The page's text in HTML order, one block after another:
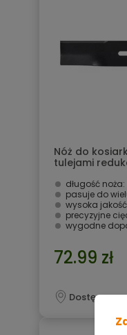
Nóż do
tulejami
długość
pasuje do
wysoka
precyzyjne
wygodne
72.99 zł
Dostępny